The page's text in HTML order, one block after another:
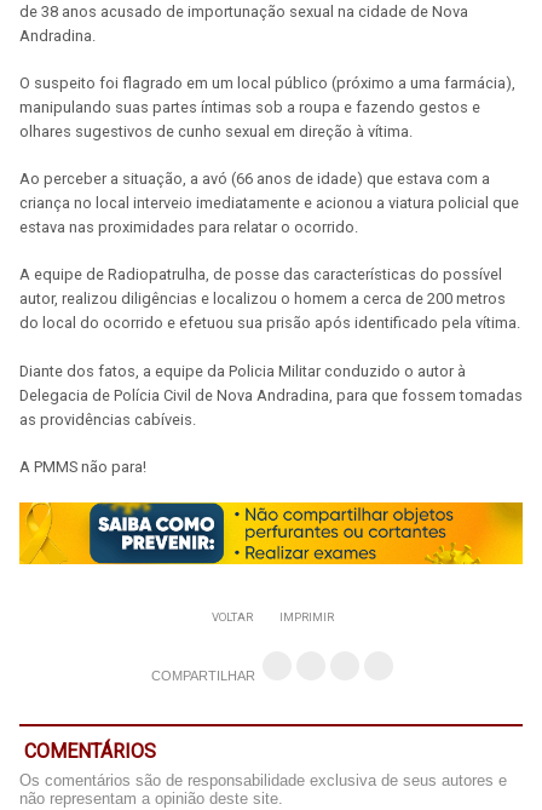
de 38 anos acusado de importunação sexual na cidade de Nova
Andradina.
O suspeito foi flagrado em um local público (próximo a uma farmácia),
manipulando suas partes íntimas sob a roupa e fazendo gestos e
olhares sugestivos de cunho sexual em direção à vítima.
Ao perceber a situação, a avó (66 anos de idade) que estava com a
criança no local interveio imediatamente e acionou a viatura policial que
estava nas proximidades para relatar o ocorrido.
A equipe de Radiopatrulha, de posse das características do possível
autor, realizou diligências e localizou o homem a cerca de 200 metros
do local do ocorrido e efetuou sua prisão após identificado pela vítima.
Diante dos fatos, a equipe da Policia Militar conduzido o autor à
Delegacia de Polícia Civil de Nova Andradina, para que fossem tomadas
as providências cabíveis.
A PMMS não para!
VOLTAR IMPRIMIR
COMPARTILHAR
COMENTÁRIOS
Os comentários são de responsabilidade exclusiva de seus autores e
não representam a opinião deste site.